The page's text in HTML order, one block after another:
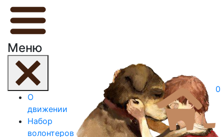
Меню
О
движении
Набор
волонтеров
0